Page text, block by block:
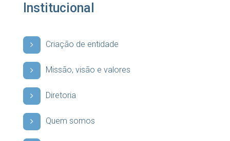
Institucional
Criação de entidade
Missão, visão e valores
Diretoria
Quem somos